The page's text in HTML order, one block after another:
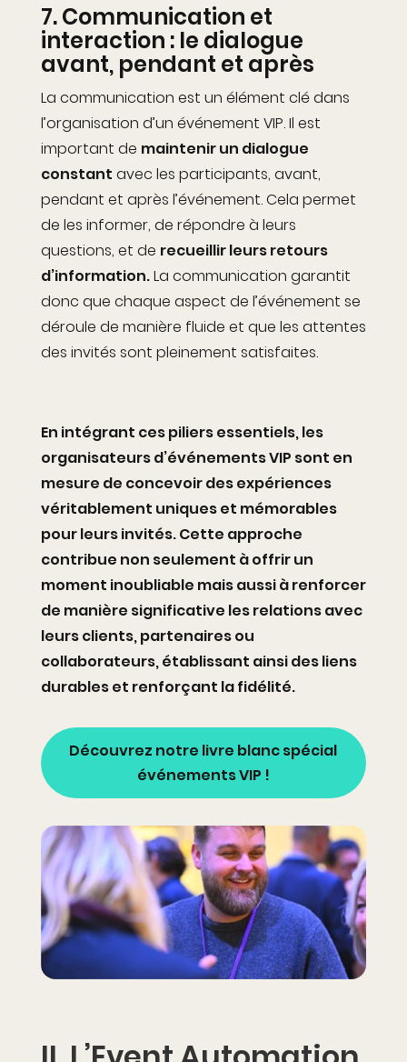
7.Communication et
interaction : le dialogue
avant, pendant et après
La communication est un élément clé dans
l’organisation d’un événement VIP. Il est
important de maintenir un dialogue
constant avec les participants, avant,
pendant et après l’événement. Cela permet
de les informer, de répondre à leurs
questions, et de recueillir leurs retours
d’information.La communication garantit
donc que chaque aspect de l’événement se
déroule de manière fluide et que les attentes
des invités sont pleinement satisfaites.
En intégrant ces piliers essentiels, les
organisateurs d’événements VIP sont en
mesure de concevoir des expériences
véritablement uniques et mémorables
pour leurs invités. Cette approche
contribue non seulement à offrir un
moment inoubliable mais aussi à renforcer
de manière significative les relations avec
leurs clients, partenaires ou
collaborateurs, établissant ainsi des liens
durables et renforçant la fidélité.
Découvrez notre livre blanc spécial
événements VIP !